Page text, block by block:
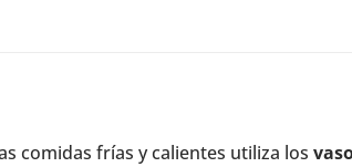
comidas frías y calientes utiliza los